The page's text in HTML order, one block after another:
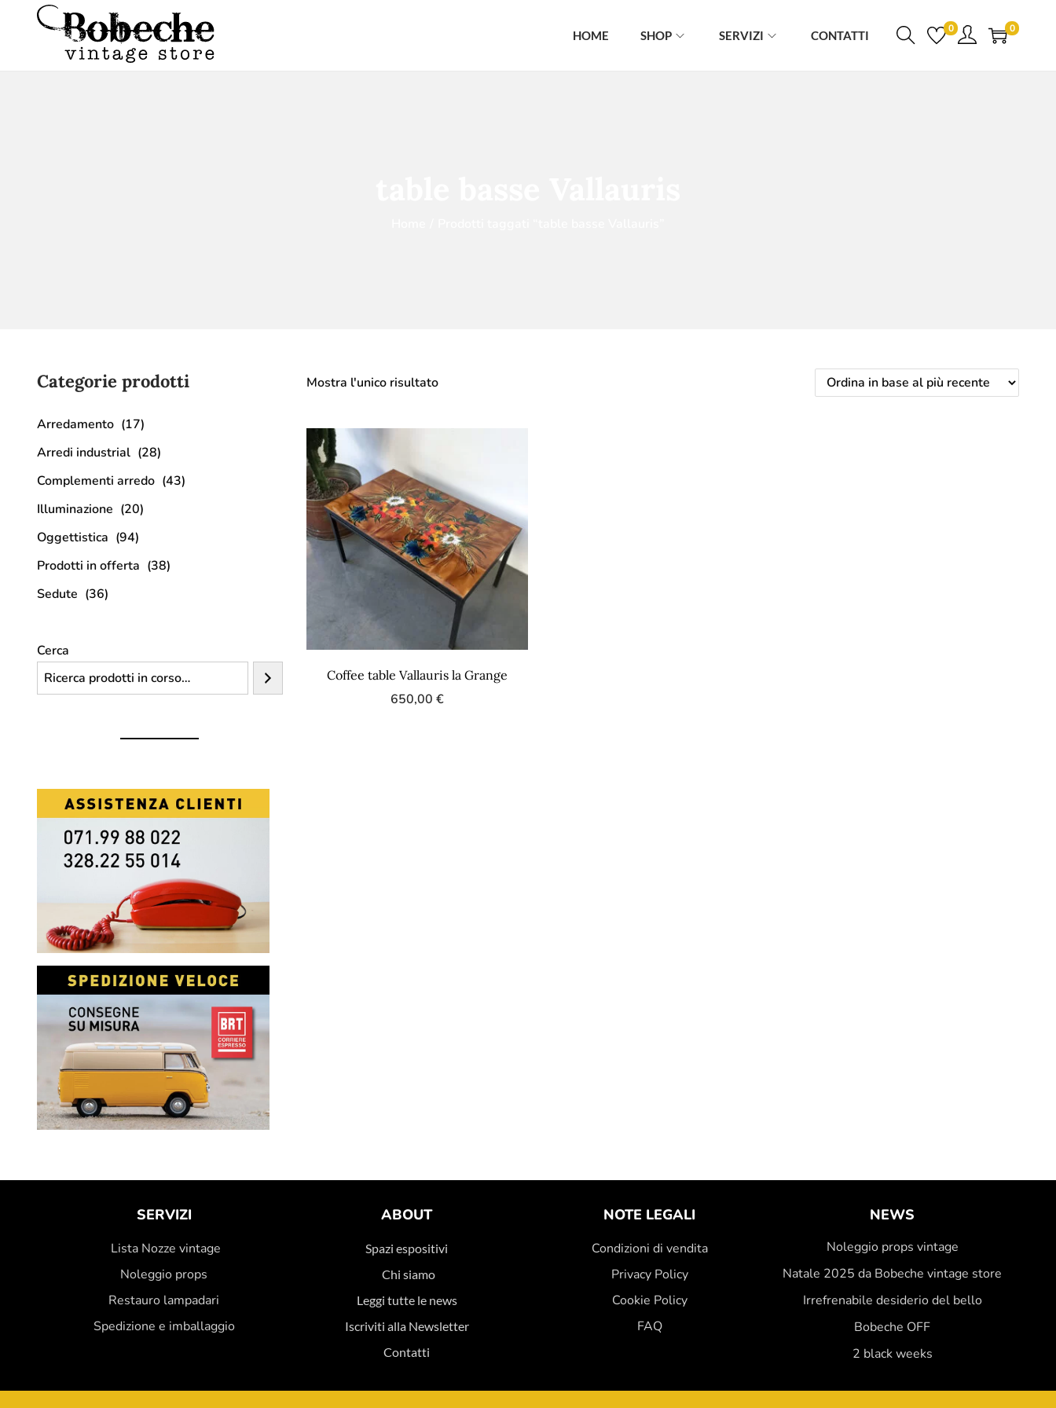
HOME SHOP SERVIZI CONTATTI 0 0
Mostra l'unico risultato
Coffee table Vallauris la Grange
650,00 €
Categorie prodotti
Arredamento (17)
Arredi industrial (28)
Complementi arredo (43)
Illuminazione (20)
Oggettistica (94)
Prodotti in offerta (38)
Sedute (36)
Cerca
SERVIZI
Lista Nozze vintage
Noleggio props
Restauro lampadari
Spedizione e imballaggio
ABOUT
Spazi espositivi
Chi siamo
Leggi tutte le news
Iscriviti alla Newsletter
Contatti
NOTE LEGALI
Condizioni di vendita
Privacy Policy
Cookie Policy
FAQ
NEWS
Noleggio props vintage
Natale 2025 da Bobeche vintage store
Irrefrenabile desiderio del bello
Bobeche OFF
2 black weeks